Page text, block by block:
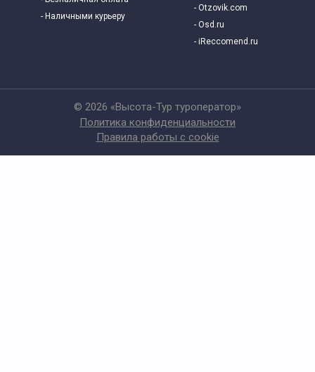
© 2026 «Высота-Тур туроператор»
Политика конфиденциальности